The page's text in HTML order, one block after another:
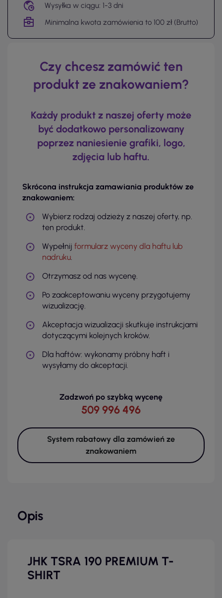
Wysyłka w ciągu: 1-3 dni
Minimalna kwota zamówienia to 100 zł (Brutto)
Czy chcesz zamówić ten
produkt ze znakowaniem?
Każdy produkt z naszej oferty może
być dodatkowo personalizowany
poprzez naniesienie grafiki, logo,
zdjęcia lub haftu.
Skrócona instrukcja zamawiania produktów ze
znakowaniem:
Wybierz rodzaj odzieży z naszej oferty, np.
ten produkt.
Wypełnij formularz wyceny dla haftu lub
nadruku.
Otrzymasz od nas wycenę.
Po zaakceptowaniu wyceny przygotujemy
wizualizację.
Akceptacja wizualizacji skutkuje instrukcjami
dotyczącymi kolejnych kroków.
Dla haftów: wykonamy próbny haft i
wysyłamy do akceptacji.
Zadzwoń po szybką wycenę
509 996 496
System rabatowy dla zamówień ze
znakowaniem
Opis
JHK TSRA 190 PREMIUM T-
SHIRT